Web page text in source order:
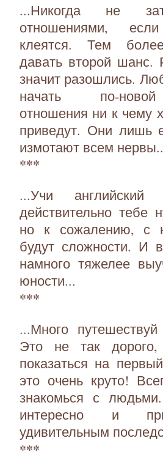
...Никогда не
отношениями,
клеятся. Тем
давать второй шанс.
значит разошлись.
начать по-
отношения ни к чему
приведут. Они лишь
измотают всем
***
...Учи
действительно тебе
но к сожалению, с
будут сложности. И
намного тяжелее
юности...
***
...Много
Это не так
показаться на
это очень круто!
знакомься с
интересно и
удивительным
***